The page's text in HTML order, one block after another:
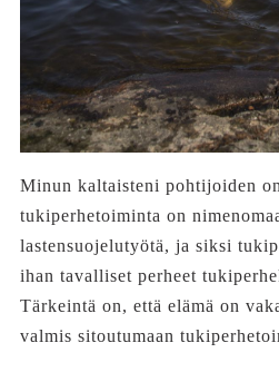
Minun kaltaisteni pohtijoiden
tukiperhetoiminta on
lastensuojelutyötä, ja siksi
ihan tavalliset perheet
Tärkeintä on, että elämä on
valmis sitoutumaan